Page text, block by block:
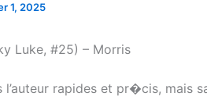
1, 2025
Luke, #25) – Morris
l’auteur rapides et pr�cis, mais